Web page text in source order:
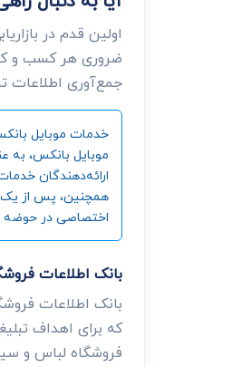
اولین قدم در
ضروری هر کسب و
جمع‌آوری اطلاعات
خدمات موبایل
ارائه‌دهندگان
همچنین، پس از یک
اختصاصی در حوضه
بانک اطلاعات
بانک اطلاعات
که برای اهداف
فروشگاه لباس و